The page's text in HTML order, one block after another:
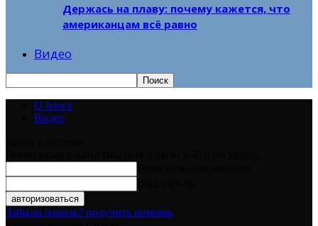
Держась на плаву: почему кажется, что
американцам всё равно
Видео
О блоге
Видео
Забыли пароль? получить помощь